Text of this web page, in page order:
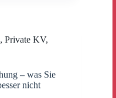
, Private KV,
– was Sie
nicht